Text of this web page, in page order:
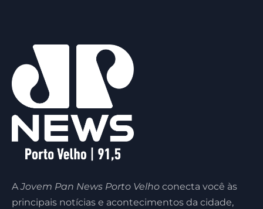
AJovem Pan News Porto Velho conecta você às
principais notícias e acontecimentos da cidade,